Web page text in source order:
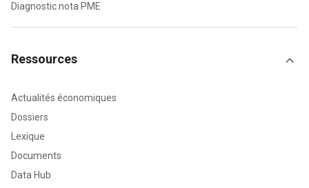
Diagnostic nota PME
Ressources
Actualités économiques
Dossiers
Lexique
Documents
Data Hub